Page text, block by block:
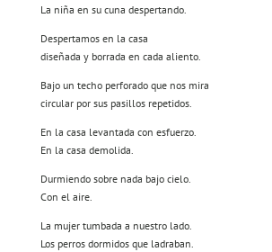
La niña en su cuna despertando.
Despertamos en la casa
diseñada y borrada en cada aliento.
Bajo un techo perforado que nos mira
circular por sus pasillos repetidos.
En la casa levantada con esfuerzo.
En la casa demolida.
Durmiendo sobre nada bajo cielo.
Con el aire.
La mujer tumbada a nuestro lado.
Los perros dormidos que ladraban.